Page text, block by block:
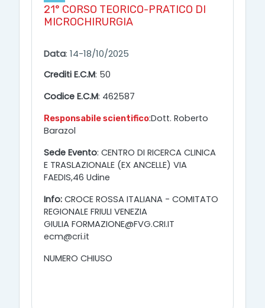
21° CORSO TEORICO-PRATICO DI
MICROCHIRURGIA
Data: 14-18/10/2025
Crediti E.C.M: 50
Codice E.C.M: 462587
Responsabile scientifico:Dott. Roberto
Barazol
Sede Evento: CENTRO DI RICERCA CLINICA
E TRASLAZIONALE (EX ANCELLE) VIA
FAEDIS,46 Udine
Info: CROCE ROSSA ITALIANA - COMITATO
REGIONALE FRIULI VENEZIA
GIULIA FORMAZIONE@FVG.CRI.IT
ecm@cri.it
NUMERO CHIUSO